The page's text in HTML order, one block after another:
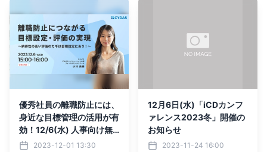
優秀社員の離職防止には、
身近な目標管理の活用が有
効！12/6(水) 人事向け無
料オンラインセミナー開催
2023-12-01 13:30
12月6日(水)「iCDカンフ
ァレンス2023冬」開催の
お知らせ
2023-11-24 16:00